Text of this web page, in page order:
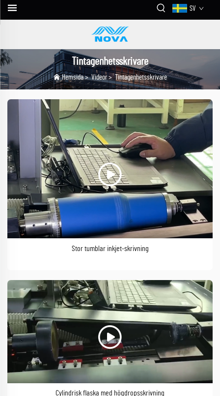
SV
Tintagenhetsskrivare
Hemsida>Videor>Tintagenhetsskrivare
Stor tumblar inkjet-skrivning
Cylindrisk flaska med högdropsskrivning